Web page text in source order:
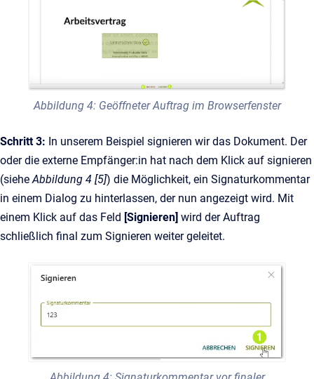
Abbildung 4: Geöffneter Auftrag im Browserfenster
Schritt 3: In unserem Beispiel signieren wir das Dokument. Der
oder die externe Empfänger:in hat nach dem Klick auf signieren
(sieheAbbildung 4 [5]) die Möglichkeit, ein Signaturkommentar
in einem Dialog zu hinterlassen, der nun angezeigt wird. Mit
einem Klick auf das Feld [Signieren] wird der Auftrag
schließlich final zum Signieren weiter geleitet.